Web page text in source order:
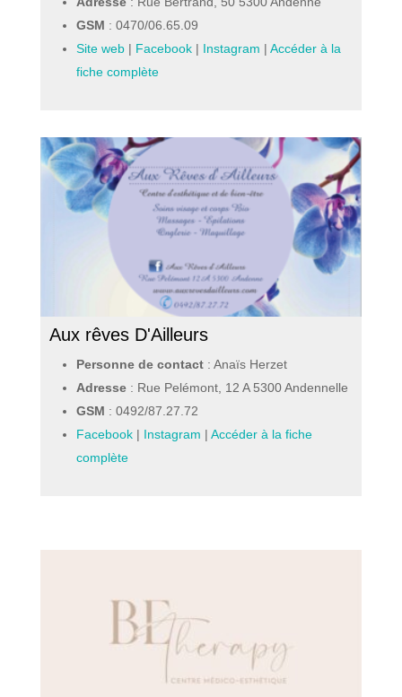
GSM : 0470/06.65.09
Site web| Facebook| Instagram | Accéder à la
fiche complète
Aux rêves D'Ailleurs
Personne de contact: Anaïs Herzet
Adresse: Rue Pelémont, 12 A 5300 Andennelle
GSM : 0492/87.27.72
Facebook| Instagram | Accéder à la fiche
complète